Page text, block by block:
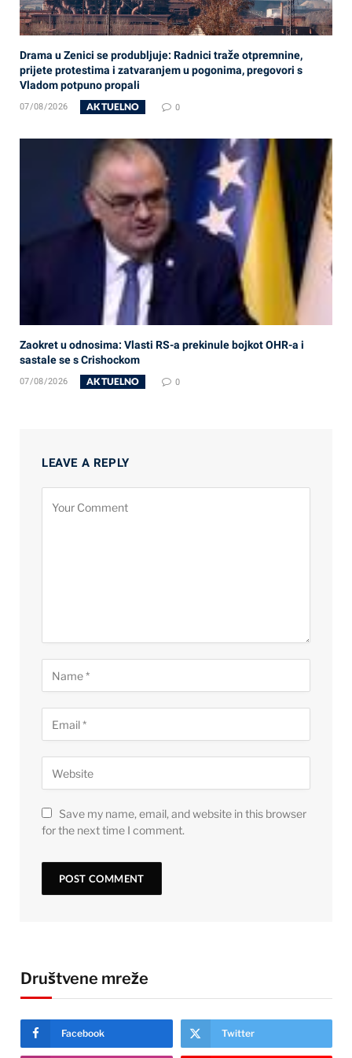
Drama u Zenici se produbljuje: Radnici traže otpremnine,
prijete protestima i zatvaranjem u pogonima, pregovori s
Vladom potpuno propali
07/08/2026 AKTUELNO 0
Zaokret u odnosima: Vlasti RS-a prekinule bojkot OHR-a i
sastale se s Crishockom
07/08/2026 AKTUELNO 0
LEAVE A REPLY
Save my name, email, and website in this browser
for the next time I comment.
Društvene mreže
Facebook Twitter